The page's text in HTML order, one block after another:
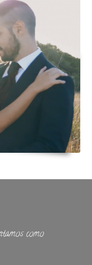
como